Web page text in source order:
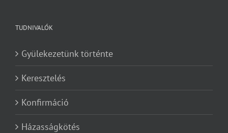
TUDNIVALÓK
Gyülekezetünk történte
Keresztelés
Konfirmáció
Házasságkötés